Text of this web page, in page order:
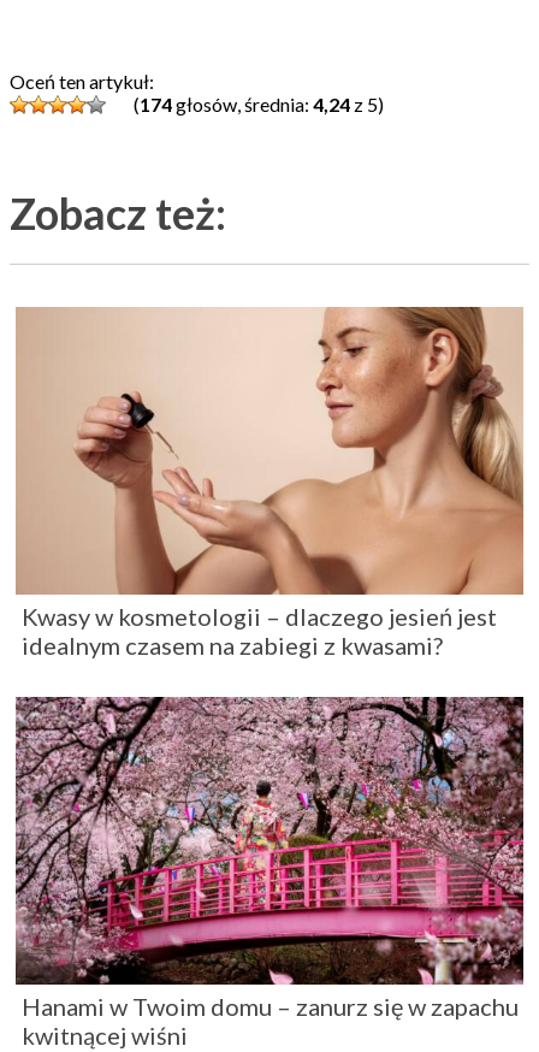
Oceń ten artykuł:
(174głosów, średnia: 4,24 z 5)
Zobacz też:
Kwasy w kosmetologii – dlaczego jesień jest
idealnym czasem na zabiegi z kwasami?
Hanami w Twoim domu – zanurz się w zapachu
kwitnącej wiśni